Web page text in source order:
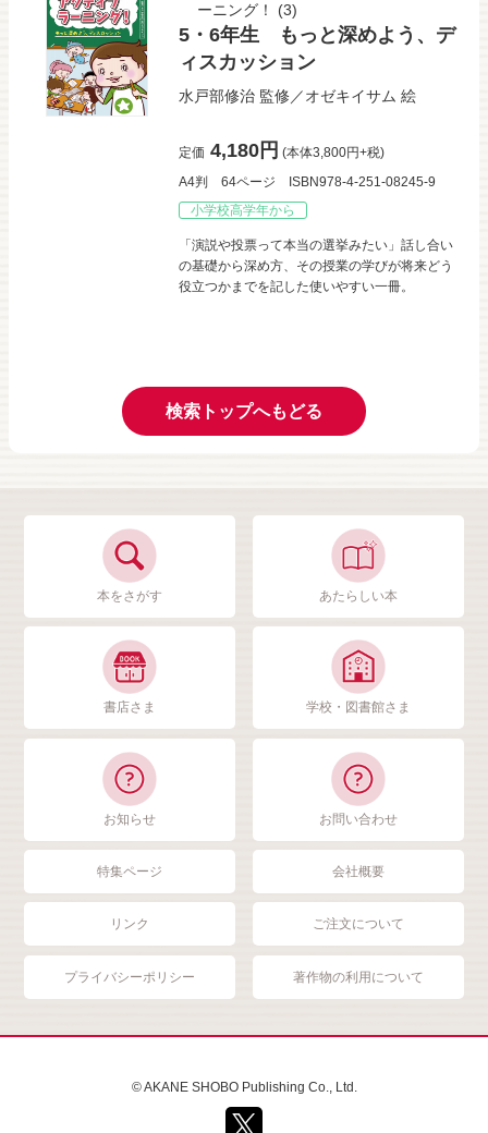
ーニング！
(3)
5・6年生 もっと深めよう、デ
ィスカッション
水戸部修治 監修／オゼキイサム 絵
定価 4,180円 (本体3,800円+税)
A4判
64ページ
ISBN978-4-251-08245-9
小学校高学年から
「演説や投票って本当の選挙みたい」話し合い
の基礎から深め方、その授業の学びが将来どう
役立つかまでを記した使いやすい一冊。
検索トップへもどる
本をさがす あたらしい本
書店さま 学校・図書館さま
お知らせ お問い合わせ
特集ページ 会社概要
リンク ご注文について
プライバシーポリシー 著作物の利用について
© AKANE SHOBO Publishing Co., Ltd.